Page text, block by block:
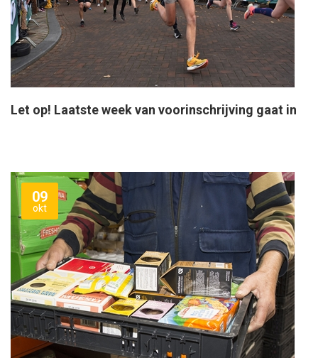
Let op! Laatste week van voorinschrijving gaat in
09
okt